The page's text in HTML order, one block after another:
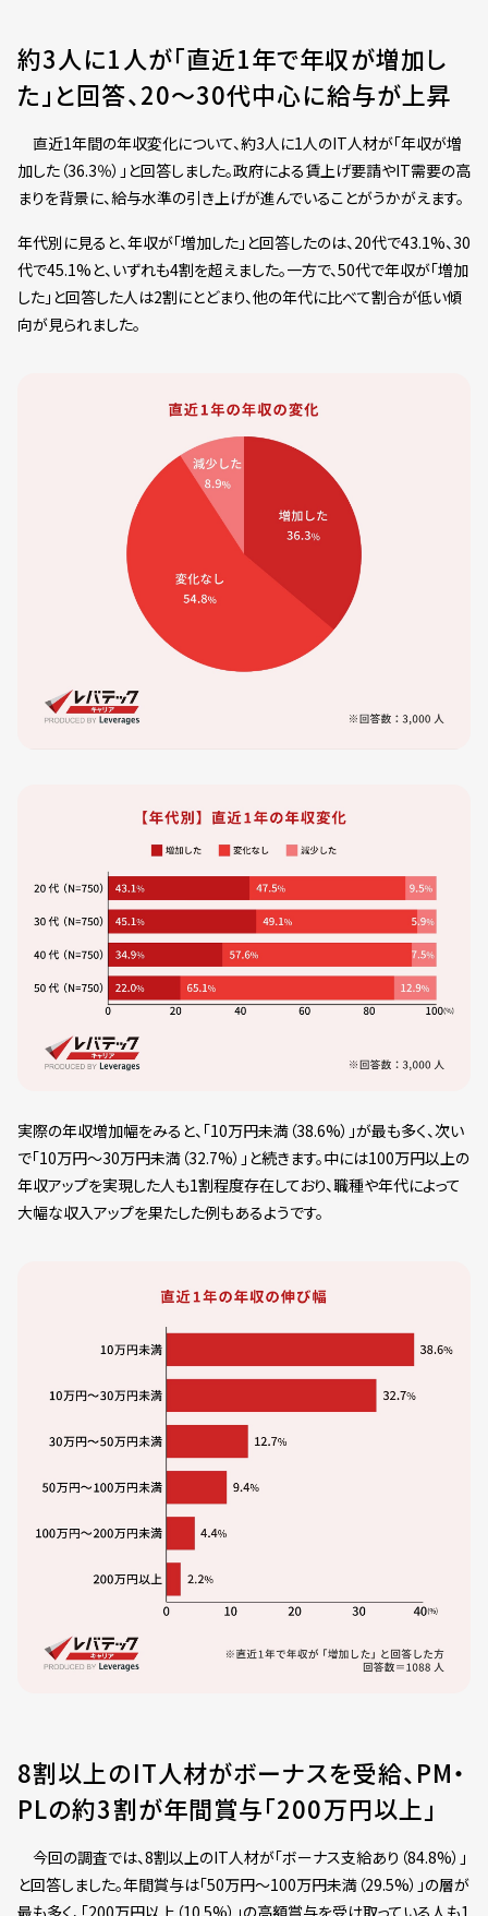
約3人に1人が「直近1年で年収が増加し
た」と回答、20〜30代中心に給与が上昇
直近1年間の年収変化について、約3人に1人のIT人材が「年収が増
加した（36.3％）」と回答しました。政府による賃上げ要請やIT需要の高
まりを背景に、給与水準の引き上げが進んでいることがうかがえます。
年代別に見ると、年収が「増加した」と回答したのは、20代で43.1%、30
代で45.1%と、いずれも4割を超えました。一方で、50代で年収が「増加
した」と回答した人は2割にとどまり、他の年代に比べて割合が低い傾
向が見られました。
実際の年収増加幅をみると、「10万円未満（38.6%）」が最も多く、次い
で「10万円～30万円未満（32.7%）」と続きます。中には100万円以上の
年収アップを実現した人も1割程度存在しており、職種や年代によって
大幅な収入アップを果たした例もあるようです。
8割以上のIT人材がボーナスを受給、PM・
PLの約3割が年間賞与「200万円以上」
今回の調査では、8割以上のIT人材が「ボーナス支給あり（84.8%）」
と回答しました。年間賞与は「50万円～100万円未満（29.5%）」の層が
最も多く、「200万円以上（10.5%）」の高額賞与を受け取っている人も1